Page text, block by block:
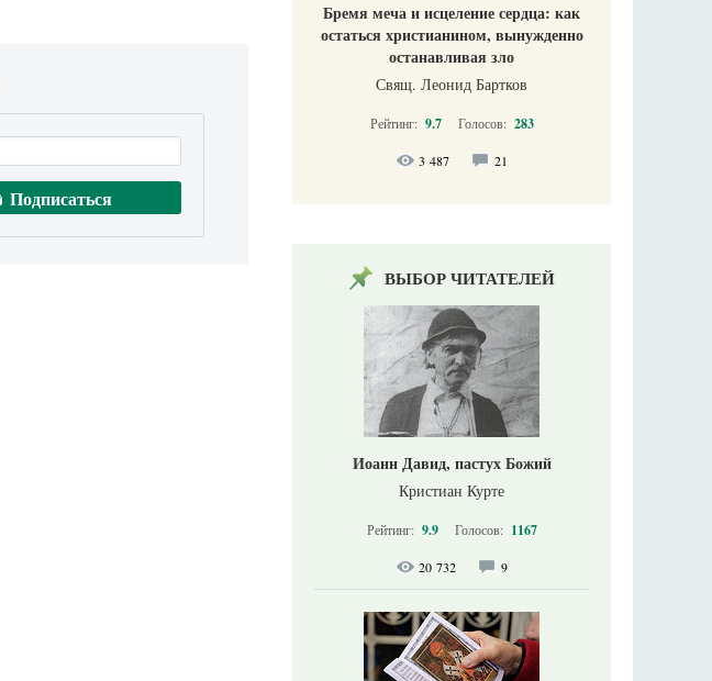
Бремя меча и исцеление сердца: как
остаться христианином, вынужденно
останавливая зло
Свящ. Леонид Бартков
Рейтинг: 9.7 Голосов: 283
3 487 21
ВЫБОР ЧИТАТЕЛЕЙ
Иоанн Давид, пастух Божий
Кристиан Курте
Рейтинг: 9.9 Голосов: 1167
20 732 9